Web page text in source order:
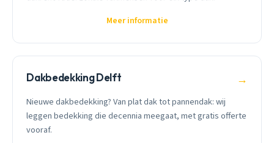
Meer informatie
Dakbedekking Delft →
Nieuwe dakbedekking? Van plat dak tot pannendak: wij
leggen bedekking die decennia meegaat, met gratis offerte
vooraf.